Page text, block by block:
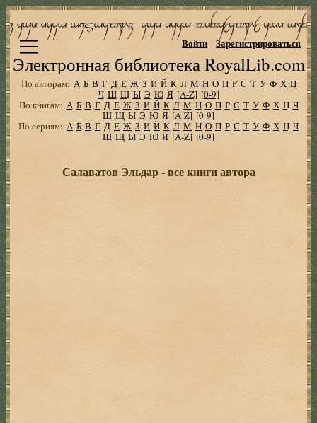
Электронная библиотека RoyalLib.com
Войти Зарегистрироваться
По авторам: А Б В Г Д Е Ж З И Й К Л М Н О П Р С Т У Ф Х Ц
Ч Ш Щ Ы Э Ю Я [A-Z] [0-9]
По книгам: А Б В Г Д Е Ж З И Й К Л М Н О П Р С Т У Ф Х Ц Ч
Ш Щ Ы Э Ю Я [A-Z] [0-9]
По сериям: А Б В Г Д Е Ж З И Й К Л М Н О П Р С Т У Ф Х Ц Ч
Ш Щ Ы Э Ю Я [A-Z] [0-9]
Салаватов Эльдар - все книги автора